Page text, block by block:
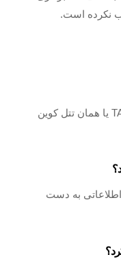
نکرده است.
این رمز ارز با نام TATALCOIN (TATAL) یا همان تتل کوین
اطلاعاتی به دست